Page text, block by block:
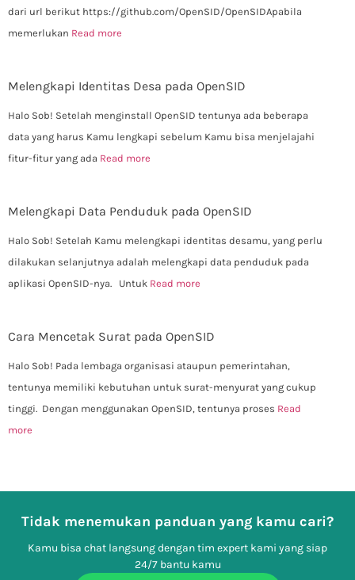
dari url berikut https://github.com/OpenSID/OpenSIDApabila
memerlukan Read more
Melengkapi Identitas Desa pada OpenSID
Halo Sob! Setelah menginstall OpenSID tentunya ada beberapa
data yang harus Kamu lengkapi sebelum Kamu bisa menjelajahi
fitur-fitur yang ada Read more
Melengkapi Data Penduduk pada OpenSID
Halo Sob! Setelah Kamu melengkapi identitas desamu, yang perlu
dilakukan selanjutnya adalah melengkapi data penduduk pada
aplikasi OpenSID-nya. Untuk Read more
Cara Mencetak Surat pada OpenSID
Halo Sob! Pada lembaga organisasi ataupun pemerintahan,
tentunya memiliki kebutuhan untuk surat-menyurat yang cukup
tinggi. Dengan menggunakan OpenSID, tentunya proses Read
more
Tidak menemukan panduan yang kamu cari?
Kamu bisa chat langsung dengan tim expert kami yang siap
24/7 bantu kamu